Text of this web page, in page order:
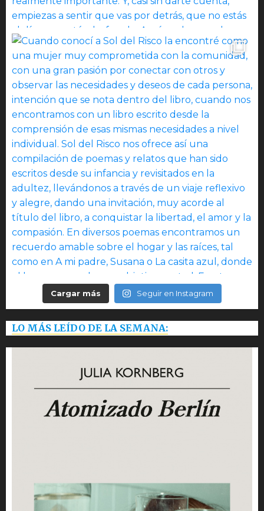
Cargar más Seguir en Instagram
LO MÁS LEÍDO DE LA SEMANA: